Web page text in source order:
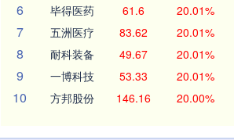
6 毕得医药 61.6 20.01%
7 五洲医疗 83.62 20.01%
8 耐科装备 49.67 20.01%
9 一博科技 53.33 20.01%
10 方邦股份 146.16 20.00%